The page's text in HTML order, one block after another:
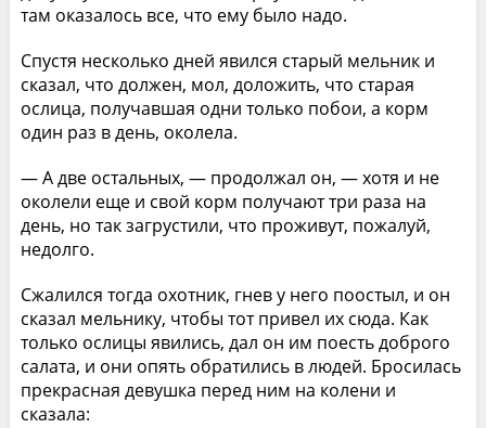
там оказалось все, что ему было надо.
Спустя несколько дней явился старый мельник и
сказал, что должен, мол, доложить, что старая
ослица, получавшая одни только побои, а корм
один раз в день, околела.
— А две остальных, — продолжал он, — хотя и не
околели еще и свой корм получают три раза на
день, но так загрустили, что проживут, пожалуй,
недолго.
Сжалился тогда охотник, гнев у него поостыл, и он
сказал мельнику, чтобы тот привел их сюда. Как
только ослицы явились, дал он им поесть доброго
салата, и они опять обратились в людей. Бросилась
прекрасная девушка перед ним на колени и
сказала: